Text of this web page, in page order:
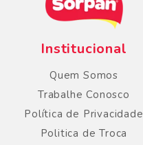
Institucional
Quem Somos
Trabalhe Conosco
Política de Privacidade
Politica de Troca